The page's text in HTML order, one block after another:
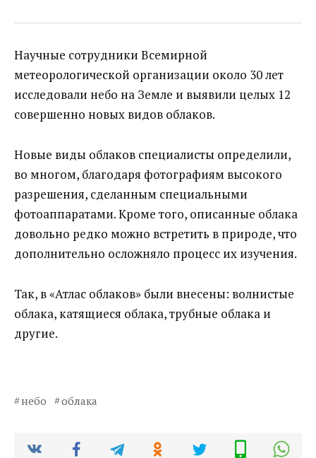
Научные сотрудники Всемирной
метеорологической организации около 30 лет
исследовали небо на Земле и выявили целых 12
совершенно новых видов облаков.
Новые виды облаков специалисты определили,
во многом, благодаря фотографиям высокого
разрешения, сделанным специальными
фотоаппаратами. Кроме того, описанные облака
довольно редко можно встретить в природе, что
дополнительно осложняло процесс их изучения.
Так, в «Атлас облаков» были внесены: волнистые
облака, катящиеся облака, трубные облака и
другие.
небо облака